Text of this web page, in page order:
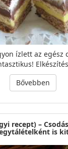
ízlett az egész
Bővebben
recept) –
is